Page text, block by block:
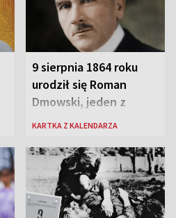
9 sierpnia 1864 roku
urodził się Roman
Dmowski, jeden z
„ojców” niepodległej
KARTKA Z KALENDARZA